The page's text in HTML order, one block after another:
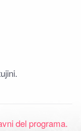
del programa.